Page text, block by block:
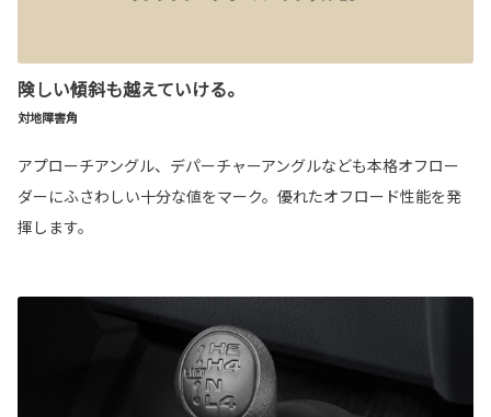
険しい傾斜も越えていける。
対地障害角
アプローチアングル、デパーチャーアングルなども本格オフロー
ダーにふさわしい十分な値をマーク。優れたオフロード性能を発
揮します。